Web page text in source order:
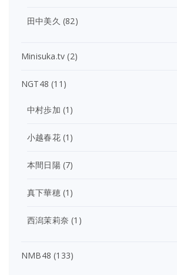
田中美久 (82)
Minisuka.tv (2)
NGT48 (11)
中村歩加 (1)
小越春花(1)
本間日陽(7)
真下華穂(1)
西潟茉莉奈 (1)
NMB48 (133)